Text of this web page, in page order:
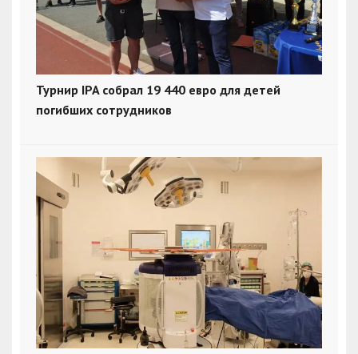
Турнир IPA собрал 19 440 евро для детей
погибших сотрудников